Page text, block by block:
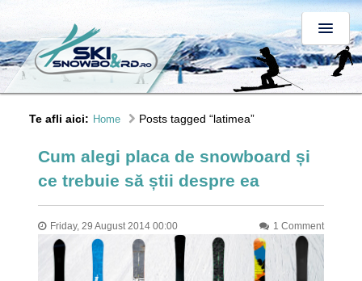
Te afli aici: Home Posts tagged “latimea”
Cum alegi placa de snowboard și
ce trebuie să știi despre ea
Friday, 29 August 2014 00:00 1 Comment